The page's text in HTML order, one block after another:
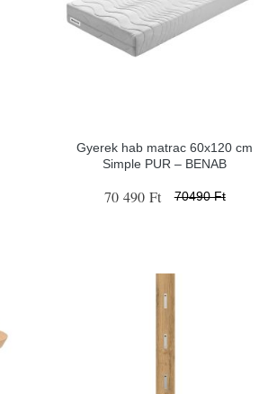
Gyerek hab matrac 60x120 cm
Simple PUR – BENAB
70 490 Ft 70490 Ft